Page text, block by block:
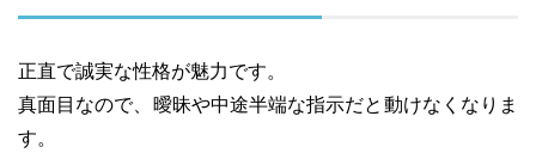
正直で誠実な性格が魅力です。
真面目なので、曖昧や中途半端な指示だと動けなくなりま
す。